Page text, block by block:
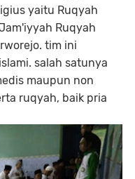
yaitu Ruqyah
Ruqyah
tim ini
salah satunya
maupun non
ruqyah, baik pria